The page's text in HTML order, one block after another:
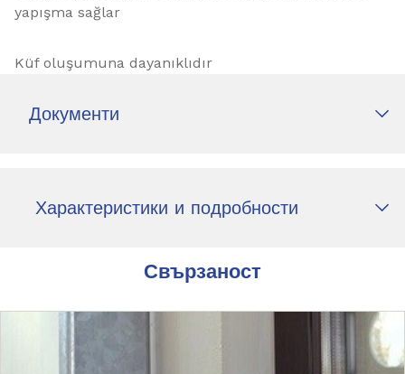
yapışma sağlar
Küf oluşumuna dayanıklıdır
Документи
Характеристики и подробности
Свързаност